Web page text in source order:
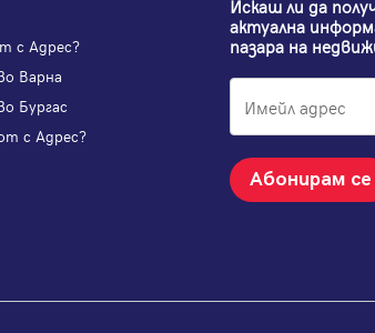
с Адрес?
Варна
Бургас
с Адрес?
Искаш ли да
актуална
пазара на
Абонирам се